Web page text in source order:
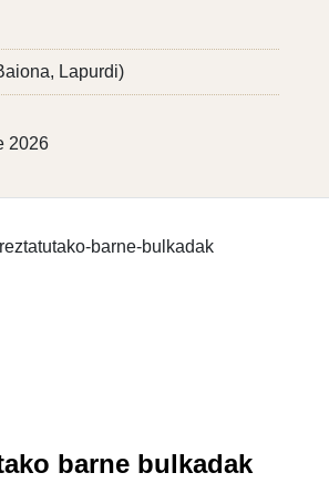
Lapurdi)
2026
barne bulkadak